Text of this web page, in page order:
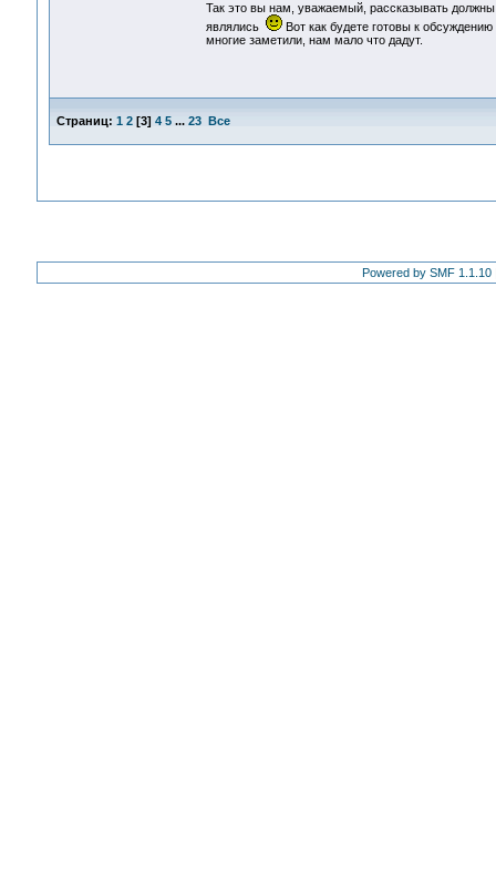
Так это вы нам, уважаемый, рассказывать
являлись
Вот как будете готовы к
многие заметили, нам мало что дадут.
Страниц: 1 2[3] 4 5 ... 23 Все
Powered by SMF 1.1.10